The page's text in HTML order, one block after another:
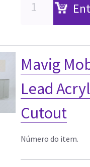
Mavig
Lead
Cutout
Número do item.